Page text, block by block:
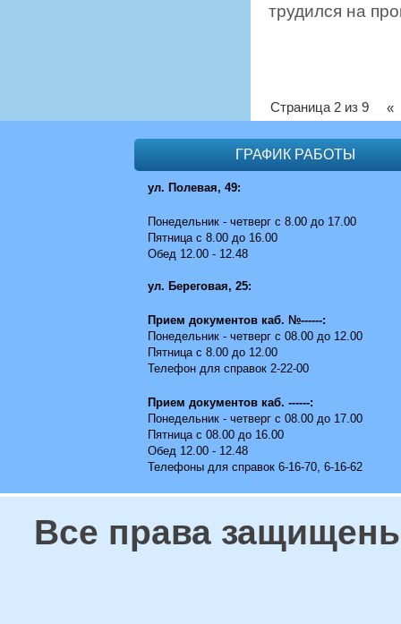
трудился на
Страница 2 из 9 «
ГРАФИК РАБОТЫ
ул. Полевая, 49:
Понедельник - четверг с 8.00 до 17.00
Пятница с 8.00 до 16.00
Обед 12.00 - 12.48
ул. Береговая, 25:
Прием документов каб. №------:
Понедельник - четверг с 08.00 до 12.00
Пятница с 8.00 до 12.00
Телефон для справок 2-22-00
Прием документов каб. ------:
Понедельник - четверг с 08.00 до 17.00
Пятница с 08.00 до 16.00
Обед 12.00 - 12.48
Телефоны для справок 6-16-70, 6-16-62
Все права